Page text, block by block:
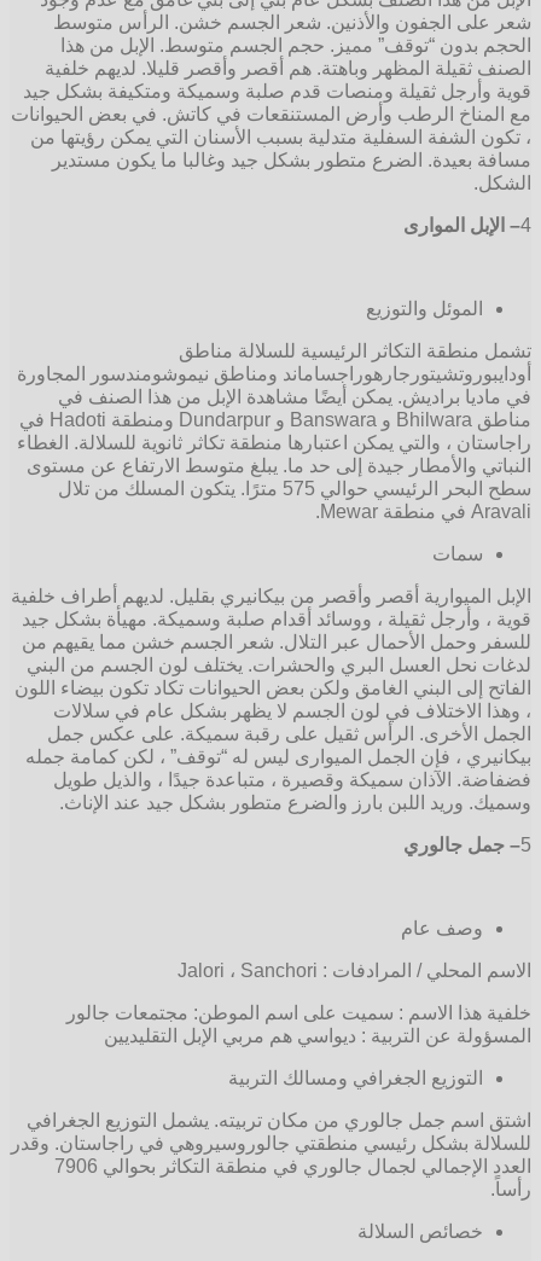
شعر على الجفون والأذنين. شعر الجسم خشن. الرأس متوسط
الحجم بدون “توقف” مميز. حجم الجسم متوسط. الإبل من هذا
الصنف ثقيلة المظهر وباهتة. هم أقصر وأقصر قليلا. لديهم خلفية
قوية وأرجل ثقيلة ومنصات قدم صلبة وسميكة ومتكيفة بشكل جيد
مع المناخ الرطب وأرض المستنقعات في كاتش. في بعض الحيوانات
، تكون الشفة السفلية متدلية بسبب الأسنان التي يمكن رؤيتها من
مسافة بعيدة. الضرع متطور بشكل جيد وغالبا ما يكون مستدير
الشكل.
4– الإبل الموارى
الموئل والتوزيع
تشمل منطقة التكاثر الرئيسية للسلالة مناطق
أودايبوروتشيتورجارهوراجساماند ومناطق نيموشومندسور المجاورة
في ماديا براديش. يمكن أيضًا مشاهدة الإبل من هذا الصنف في
مناطق Bhilwara و Banswara و Dundarpur ومنطقة Hadoti في
راجاستان ، والتي يمكن اعتبارها منطقة تكاثر ثانوية للسلالة. الغطاء
النباتي والأمطار جيدة إلى حد ما. يبلغ متوسط الارتفاع عن مستوى
سطح البحر الرئيسي حوالي 575 مترًا. يتكون المسلك من تلال
Aravali في منطقة Mewar.
سمات
الإبل الميوارية أقصر وأقصر من بيكانيري بقليل. لديهم أطراف خلفية
قوية ، وأرجل ثقيلة ، ووسائد أقدام صلبة وسميكة. مهيأة بشكل جيد
للسفر وحمل الأحمال عبر التلال. شعر الجسم خشن مما يقيهم من
لدغات نحل العسل البري والحشرات. يختلف لون الجسم من البني
الفاتح إلى البني الغامق ولكن بعض الحيوانات تكاد تكون بيضاء اللون
، وهذا الاختلاف في لون الجسم لا يظهر بشكل عام في سلالات
الجمل الأخرى. الرأس ثقيل على رقبة سميكة. على عكس جمل
بيكانيري ، فإن الجمل الميوارى ليس له “توقف” ، لكن كمامة جمله
فضفاضة. الآذان سميكة وقصيرة ، متباعدة جيدًا ، والذيل طويل
وسميك. وريد اللبن بارز والضرع متطور بشكل جيد عند الإناث.
5– جمل جالوري
وصف عام
الاسم المحلي / المرادفات : Jalori ، Sanchori
خلفية هذا الاسم : سميت على اسم الموطن: مجتمعات جالور
المسؤولة عن التربية : ديواسي هم مربي الإبل التقليديين
التوزيع الجغرافي ومسالك التربية
اشتق اسم جمل جالوري من مكان تربيته. يشمل التوزيع الجغرافي
للسلالة بشكل رئيسي منطقتي جالوروسيروهي في راجاستان. وقدر
العدد الإجمالي لجمال جالوري في منطقة التكاثر بحوالي 7906
رأساً.
خصائص السلالة